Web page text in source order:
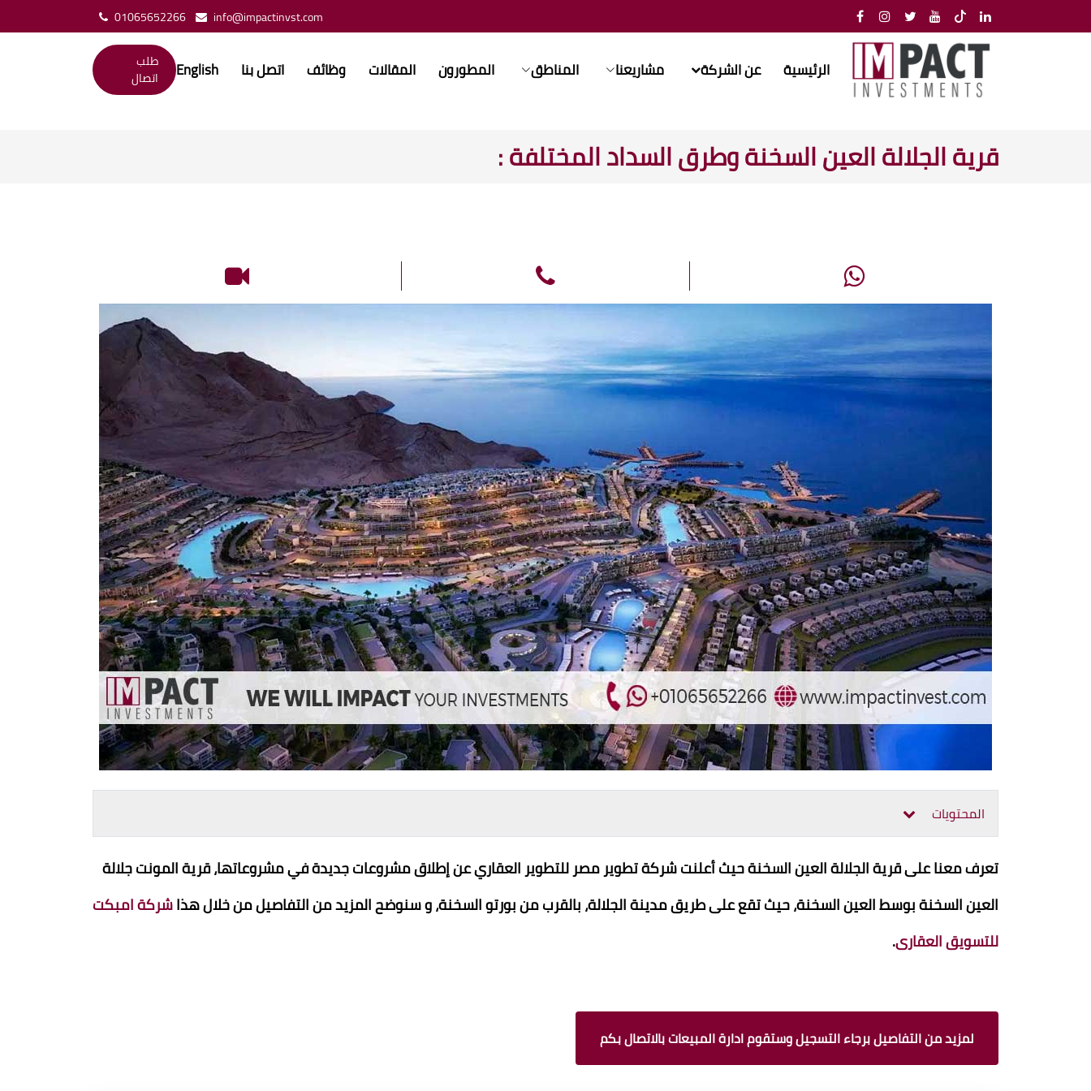
01065652266 info@impactinvst.com
الرئيسية عن الشركة مشاريعنا المناطق المطورون المقالات وظائف اتصل بنا English
طلب
اتصال
قرية الجلالة العين السخنة وطرق السداد المختلفة:
المحتويات
تعرف معنا على قرية الجلالة العين السخنة حيث أعلنت شركة تطوير مصر للتطوير العقاري عن إطلاق مشروعات جديدة في مشروعاتها، قرية المونت جلالة
العين السخنة بوسط العين السخنة، حيث تقع على طريق مدينة الجلالة، بالقرب من بورتو السخنة، و سنوضح المزيد من التفاصيل من خلال هذاشركة امبكت
للتسويق العقارى.
لمزيد من التفاصيل برجاء التسجيل وستقوم ادارة المبيعات بالاتصال بكم